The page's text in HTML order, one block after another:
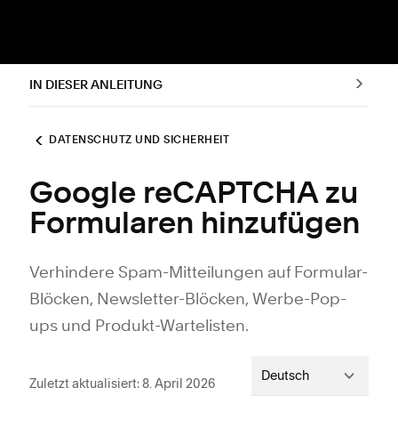
IN DIESER ANLEITUNG
DATENSCHUTZ UND SICHERHEIT
Google reCAPTCHA zu
Formularen hinzufügen
Verhindere Spam-Mitteilungen auf Formular-
Blöcken, Newsletter-Blöcken, Werbe-Pop-
ups und Produkt-Wartelisten.
Zuletzt aktualisiert: 8. April 2026 Deutsch